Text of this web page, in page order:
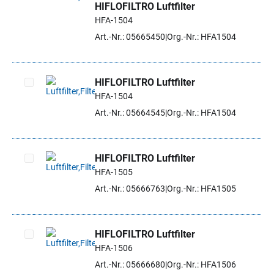
Artikel auswählen
HIFLOFILTRO Luftfilter
HFA-1504
Art.-Nr.: 05665450 Org.-Nr.: HFA1504
Artikel auswählen
HIFLOFILTRO Luftfilter
HFA-1504
Art.-Nr.: 05664545Org.-Nr.: HFA1504
Artikel auswählen
HIFLOFILTRO Luftfilter
HFA-1505
Art.-Nr.: 05666763 Org.-Nr.: HFA1505
Artikel auswählen
HIFLOFILTRO Luftfilter
HFA-1506
Art.-Nr.: 05666680 Org.-Nr.: HFA1506